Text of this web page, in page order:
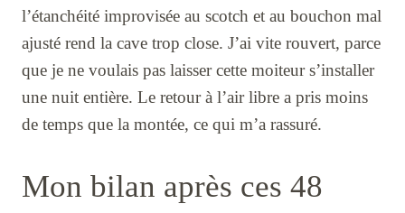
l’étanchéité improvisée au scotch et au bouchon mal
ajusté rend la cave trop close. J’ai vite rouvert, parce
que je ne voulais pas laisser cette moiteur s’installer
une nuit entière. Le retour à l’air libre a pris moins
de temps que la montée, ce qui m’a rassuré.
Mon bilan après ces 48